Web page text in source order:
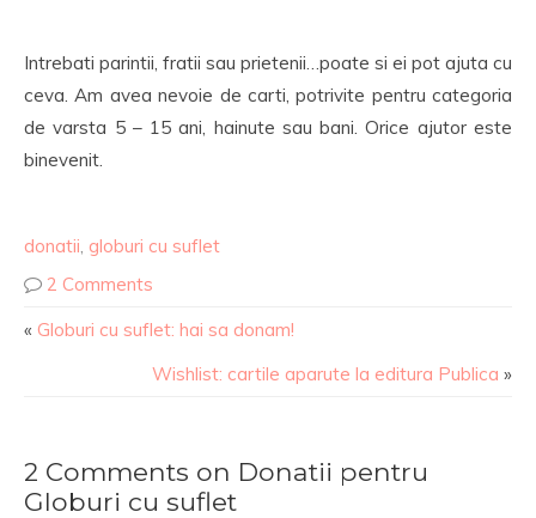
Intrebati parintii, fratii sau prietenii…poate si ei pot ajuta cu
ceva. Am avea nevoie de carti, potrivite pentru categoria
de varsta 5 – 15 ani, hainute sau bani. Orice ajutor este
binevenit.
donatii, globuri cu suflet
2 Comments
« Globuri cu suflet: hai sa donam!
Wishlist: cartile aparute la editura Publica »
2 Comments on Donatii pentru
Globuri cu suflet